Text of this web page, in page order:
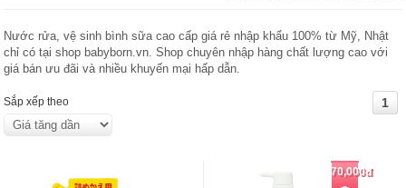
Nước rửa, vệ sinh bình sữa cao cấp giá rẻ nhập khẩu 100% từ Mỹ, Nhật
chỉ có tại shop babyborn.vn. Shop chuyên nhập hàng chất lượng cao với
giá bán ưu đãi và nhiều khuyến mại hấp dẫn.
Sắp xếp theo 1
70,000đ